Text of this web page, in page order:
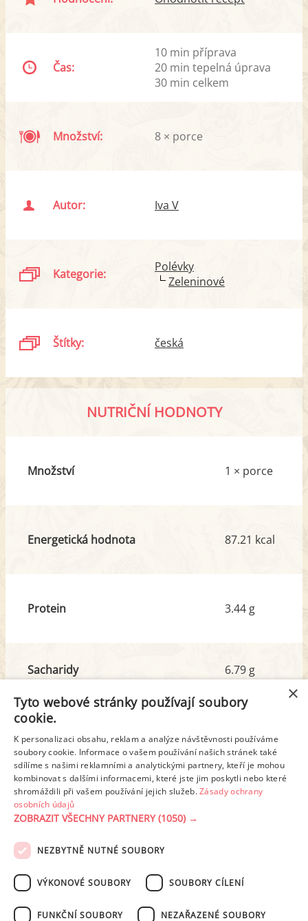
Čas:
10 min příprava
20 min tepelná úprava
30 min celkem
Množství: 8 × porce
Autor: Iva V
Kategorie:
Polévky
Zeleninové
Štítky: česká
NUTRIČNÍ HODNOTY
Množství 1 × porce
Energetická hodnota 87.21 kcal
Protein 3.44 g
Sacharidy
z toho cukr
6.79 g
2.12 g
Tuk
z toho nas. mastné kyseliny
4.47 g
1.57 g
Detailní rozpis
PODMÍNKY UŽITÍ ZÁSADY OCHRANY OSOBNÍCH ÚDAJŮ
NASTAVENÍ COOKIES
×
Tyto webové stránky používají soubory
cookie.
K personalizaci obsahu, reklam a analýze návštěvnosti používáme
soubory cookie. Informace o vašem používání našich stránek také
sdílíme s našimi reklamními a analytickými partnery, kteří je mohou
kombinovat s dalšími informacemi, které jste jim poskytli nebo které
shromáždili při vašem používání jejich služeb.Zásady ochrany
osobních údajů
ZOBRAZIT VŠECHNY PARTNERY(1050) →
NEZBYTNĚ NUTNÉ SOUBORY
VÝKONOVÉ SOUBORY SOUBORY CÍLENÍ
FUNKČNÍ SOUBORY NEZAŘAZENÉ SOUBORY